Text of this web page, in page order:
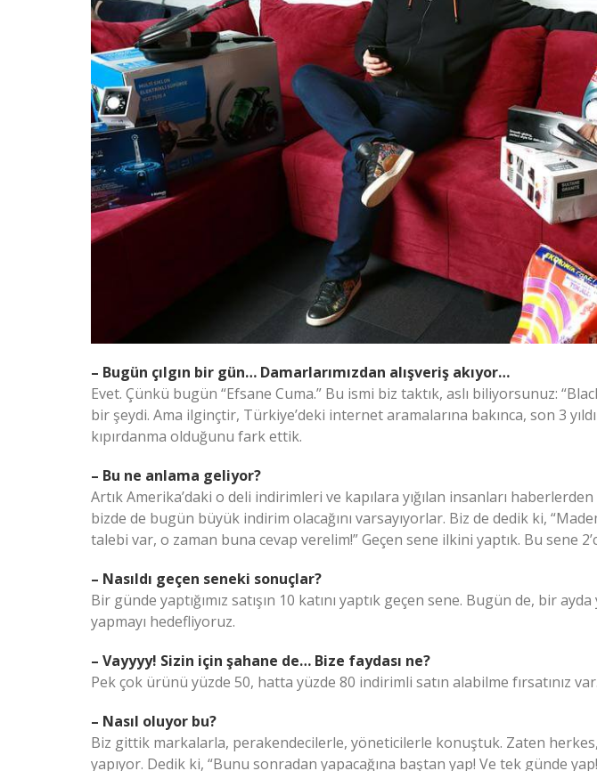
– Bugün çılgın bir gün… Damarlarımızdan alışveriş akıyor…
Evet. Çünkü bugün “Efsane Cuma.” Bu ismi biz taktık, aslı biliyorsunuz:
bir şeydi. Ama ilginçtir, Türkiye’deki internet aramalarına bakınca, son 3
kıpırdanma olduğunu fark ettik.
– Bu ne anlama geliyor?
Artık Amerika’daki o deli indirimleri ve kapılara yığılan insanları
bizde de bugün büyük indirim olacağını varsayıyorlar. Biz de dedik ki,
talebi var, o zaman buna cevap verelim!” Geçen sene ilkini yaptık. Bu sene
– Nasıldı geçen seneki sonuçlar?
Bir günde yaptığımız satışın 10 katını yaptık geçen sene. Bugün de, bir ayda
yapmayı hedefliyoruz.
– Vayyyy! Sizin için şahane de… Bize faydası ne?
Pek çok ürünü yüzde 50, hatta yüzde 80 indirimli satın alabilme fırsatınız var.
– Nasıl oluyor bu?
Biz gittik markalarla, perakendecilerle, yöneticilerle konuştuk. Zaten herkes,
yapıyor. Dedik ki, “Bunu sonradan yapacağına baştan yap! Ve tek günde